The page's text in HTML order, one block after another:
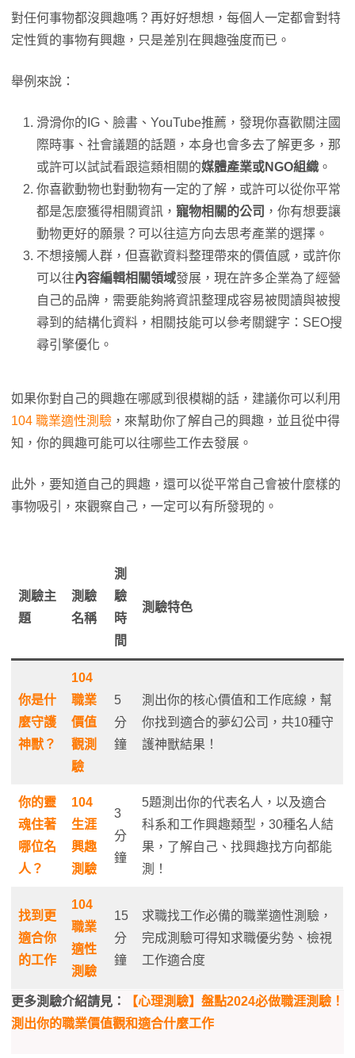
對任何事物都沒興趣嗎？再好好想想，每個人一定都會對特
定性質的事物有興趣，只是差別在興趣強度而已。
舉例來說：
滑滑你的IG、臉書、YouTube推薦，發現你喜歡關注國
際時事、社會議題的話題，本身也會多去了解更多，那
或許可以試試看跟這類相關的媒體產業或NGO組織 。
你喜歡動物也對動物有一定的了解，或許可以從你平常
都是怎麼獲得相關資訊， 寵物相關的公司 ，你有想要讓
動物更好的願景？可以往這方向去思考產業的選擇。
不想接觸人群，但喜歡資料整理帶來的價值感，或許你
可以往內容編輯相關領域發展，現在許多企業為了經營
自己的品牌，需要能夠將資訊整理成容易被閱讀與被搜
尋到的結構化資料，相關技能可以參考關鍵字：SEO搜
尋引擎優化。
如果你對自己的興趣在哪感到很模糊的話，建議你可以利用
104 職業適性測驗 ，來幫助你了解自己的興趣，並且從中得
知，你的興趣可能可以往哪些工作去發展。
此外，要知道自己的興趣，還可以從平常自己會被什麼樣的
事物吸引，來觀察自己，一定可以有所發現的。
測驗主
題
測驗
名稱
測
驗
時
間
測驗特色
你是什
麼守護
神獸？
104
職業
價值
觀測
驗
5
分
鐘
測出你的核心價值和工作底線，幫
你找到適合的夢幻公司，共10種守
護神獸結果！
你的靈
魂住著
哪位名
人？
104
生涯
興趣
測驗
3
分
鐘
5題測出你的代表名人，以及適合
科系和工作興趣類型，30種名人結
果，了解自己、找興趣找方向都能
測！
找到更
適合你
的工作
104
職業
適性
測驗
15
分
鐘
求職找工作必備的職業適性測驗，
完成測驗可得知求職優劣勢、檢視
工作適合度
更多測驗介紹請見：
【心理測驗】盤點2024必做職涯測驗！
測出你的職業價值觀和適合什麼工作